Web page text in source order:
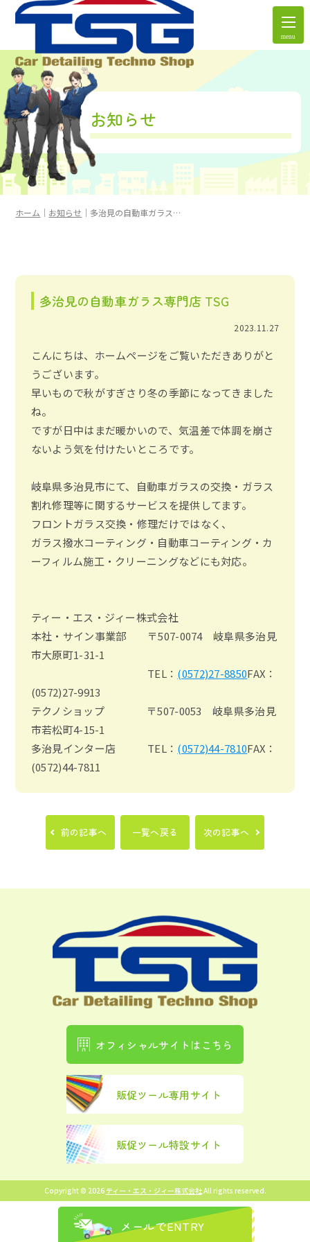
menu
お知らせ
ホーム お知らせ 多治見の自動車ガラス専門店 TSG
多治見の自動車ガラス専門店 TSG
2023.11.27
こんにちは、ホームページをご覧いただきありがと
うございます。
早いもので秋がすぎさり冬の季節になってきました
ね。
ですが日中はまだ暖かいので、気温差で体調を崩さ
ないよう気を付けたいところです。
岐阜県多治見市にて、自動車ガラスの交換・ガラス
割れ修理等に関するサービスを提供してます。
フロントガラス交換・修理だけではなく、
ガラス撥水コーティング・自動車コーティング・カ
ーフィルム施工・クリーニングなどにも対応。
ティー・エス・ジィー株式会社
本社・サイン事業部 〒507-0074 岐阜県多治見
市大原町1-31-1
TEL： (0572)27-8850FAX：
(0572)27-9913
テクノショップ 〒507-0053 岐阜県多治見
市若松町4-15-1
多治見インター店 TEL： (0572)44-7810FAX：
(0572)44-7811
前の記事へ 一覧へ戻る 次の記事へ
メールでENTRY
オフィシャルサイトはこちら
販促ツール専用サイト
販促ツール特設サイト
Copyright © 2026 ティー・エス・ジィー株式会社All rights reserved.